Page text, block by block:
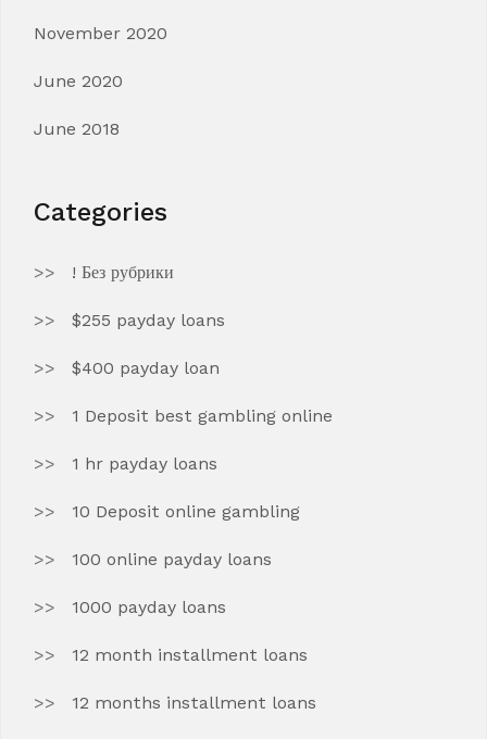
November 2020
June 2020
June 2018
Categories
! Без рубрики
$255 payday loans
$400 payday loan
1 Deposit best gambling online
1 hr payday loans
10 Deposit online gambling
100 online payday loans
1000 payday loans
12 month installment loans
12 months installment loans